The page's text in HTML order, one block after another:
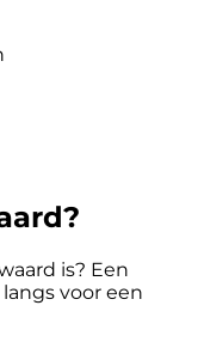
is? Een
voor een